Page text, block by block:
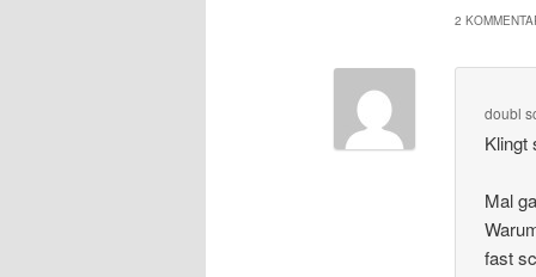
2
doubl
Klingt
Mal
fast